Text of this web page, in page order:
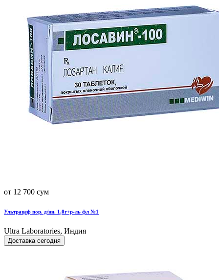
от 12 700 сум
Ультрацеф пор. д/ин. 1,0г+р-ль фл №1
Ultra Laboratories, Индия
Доставка сегодня